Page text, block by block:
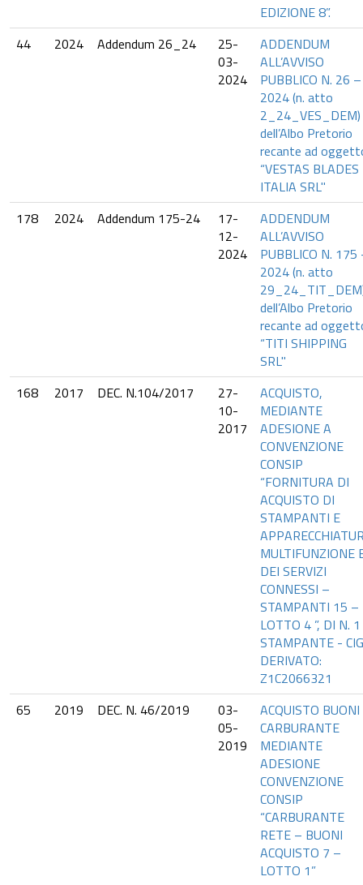
EDIZIONE 8”.
44
2024 Addendum 26_24
25-
03-
2024
ADDENDUM
ALL’AVVISO
PUBBLICO N. 26 –
2024 (n. atto
2_24_VES_DEM)
dell’Albo Pretorio
recante ad
“VESTAS BLADES
ITALIA SRL"
178
2024 Addendum 175-24
17-
12-
2024
ADDENDUM
ALL’AVVISO
PUBBLICO N. 175
2024 (n. atto
dell’Albo Pretorio
recante ad
“TITI SHIPPING
SRL"
168
2017 DEC. N.104/2017
27-
10-
2017
ACQUISTO,
MEDIANTE
ADESIONE A
CONVENZIONE
CONSIP
“FORNITURA DI
ACQUISTO DI
STAMPANTI E
MULTIFUNZIONE
DEI SERVIZI
CONNESSI –
STAMPANTI 15 –
LOTTO 4 ”, DI N. 1
STAMPANTE - CIG
DERIVATO:
Z1C2066321
65
2019 DEC. N. 46/2019
03-
05-
2019
ACQUISTO BUONI
CARBURANTE
MEDIANTE
ADESIONE
CONVENZIONE
CONSIP
“CARBURANTE
RETE – BUONI
ACQUISTO 7 –
LOTTO 1”